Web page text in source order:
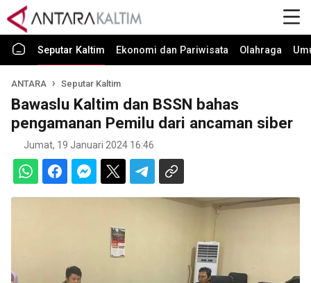
Seputar Kaltim Ekonomi dan Pariwisata Olahraga
ANTARA Seputar Kaltim
Bawaslu Kaltim dan BSSN bahas
pengamanan Pemilu dari ancaman siber
Jumat, 19 Januari 2024 16:46